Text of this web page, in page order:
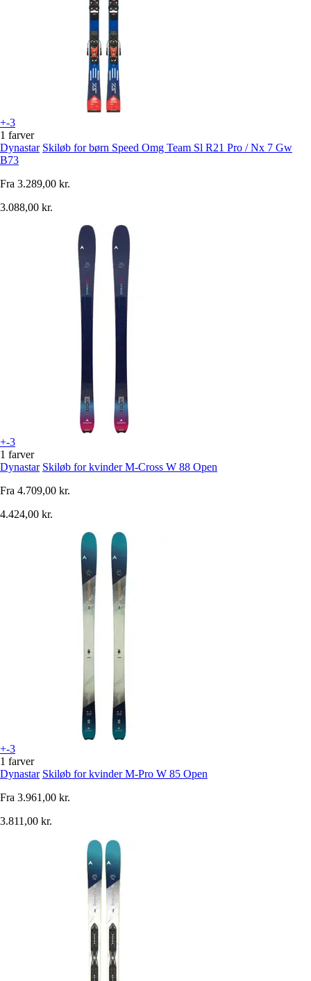
+-3
1 farver
Dynastar Skiløb for børn Speed Omg Team Sl R21 Pro / Nx 7 Gw
B73
Fra 3.289,00 kr.
3.088,00 kr.
+-3
1 farver
Dynastar Skiløb for kvinder M-Cross W 88 Open
Fra 4.709,00 kr.
4.424,00 kr.
+-3
1 farver
Dynastar Skiløb for kvinder M-Pro W 85 Open
Fra 3.961,00 kr.
3.811,00 kr.